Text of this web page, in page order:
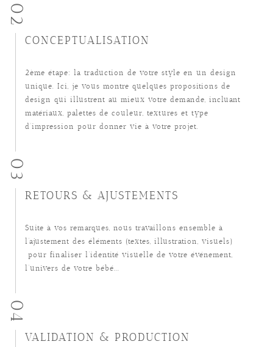
02
CONCEPTUALISATION
2ème étape: la traduction de votre style en un design
unique. Ici, je vous montre quelques propositions de
design qui illustrent au mieux votre demande, incluant
matériaux, palettes de couleur, textures et type
d’impression pour donner vie à votre projet.
03
RETOURS & AJUSTEMENTS
Suite à vos remarques, nous travaillons ensemble à
l’ajustement des éléments (textes, illustration, visuels)
pour finaliser l’identité visuelle de votre événement,
l’univers de votre bébé...
04
VALIDATION & PRODUCTION